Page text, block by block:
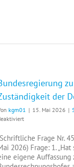
Überbietungswettbewerb
der
kgm01 | 15. Mai 2026 |
für
zu
Goldreserven
und
Zuständigkeit
Frage Nr.
2026) Frage: 1.
eigene Auffassung